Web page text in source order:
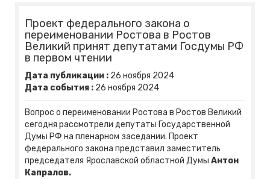
Проект федерального закона о
переименовании Ростова в Ростов
Великий принят депутатами Госдумы РФ
в первом чтении
Дата публикации : 26 ноября 2024
Дата события : 26 ноября 2024
Вопрос о переименовании Ростова в Ростов Великий
сегодня рассмотрели депутаты Государственной
Думы РФ на пленарном заседании. Проект
федерального закона представил заместитель
председателя Ярославской областной Думы Антон
Капралов.